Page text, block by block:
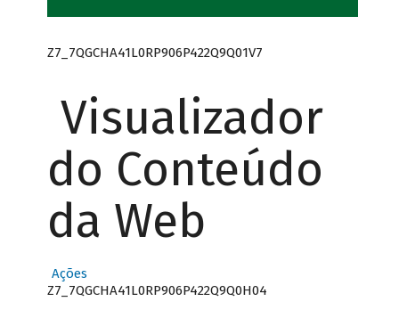
Z7_7QGCHA41L0RP906P422Q9Q01V7
Visualizador
do Conteúdo
da Web
Ações
Z7_7QGCHA41L0RP906P422Q9Q0H04